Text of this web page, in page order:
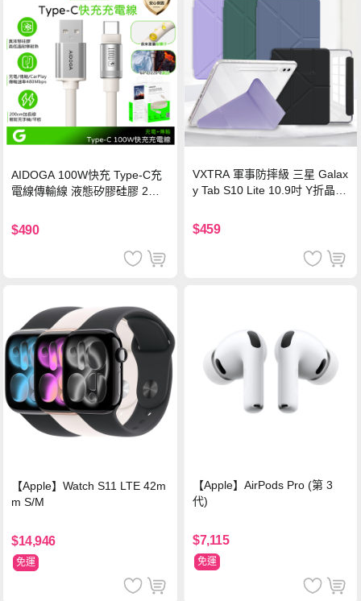
AIDOGA 100W快充 Type-C充
電線傳輸線 液態矽膠硅膠 2M
$490
VXTRA 軍事防摔級 三星 Galax
y Tab S10 Lite 10.9吋 Y折晶透
$459
【Apple】Watch S11 LTE 42m
m S/M
$14,946
免運
【Apple】AirPods Pro (第 3
代)
$7,115
免運